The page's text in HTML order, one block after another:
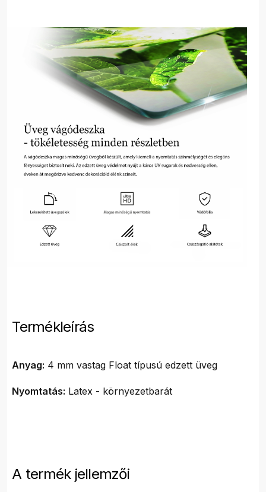
Termékleírás
Anyag: 4 mm vastag Float típusú edzett üveg
Nyomtatás: Latex - környezetbarát
A termék jellemzői